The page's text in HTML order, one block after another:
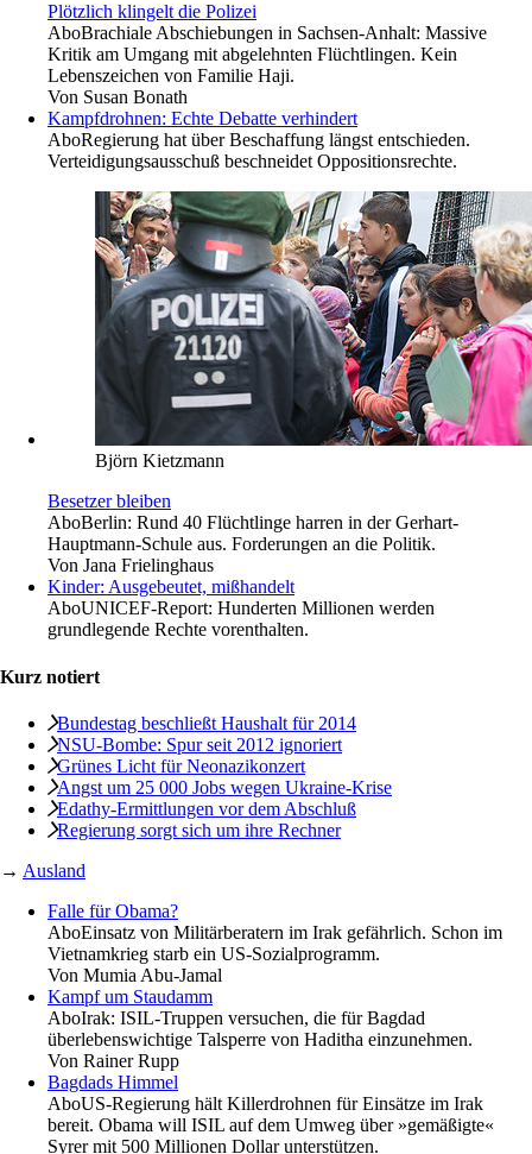
Plötzlich klingelt die Polizei
AboBrachiale Abschiebungen in Sachsen-Anhalt: Massive
Kritik am Umgang mit abgelehnten Flüchtlingen. Kein
Lebenszeichen von Familie Haji.
Von Susan Bonath
Kampfdrohnen: Echte Debatte verhindert
AboRegierung hat über Beschaffung längst entschieden.
Verteidigungsausschuß beschneidet Oppositionsrechte.
Björn Kietzmann
Besetzer bleiben
AboBerlin: Rund 40 Flüchtlinge harren in der Gerhart-
Hauptmann-Schule aus. Forderungen an die Politik.
Von Jana Frielinghaus
Kinder: Ausgebeutet, mißhandelt
AboUNICEF-Report: Hunderten Millionen werden
grundlegende Rechte vorenthalten.
Kurz notiert
Bundestag beschließt Haushalt für 2014
NSU-Bombe: Spur seit 2012 ignoriert
Grünes Licht für Neonazikonzert
Angst um 25 000 Jobs wegen Ukraine-Krise
Edathy-Ermittlungen vor dem Abschluß
Regierung sorgt sich um ihre Rechner
→ Ausland
Falle für Obama?
AboEinsatz von Militärberatern im Irak gefährlich. Schon im
Vietnamkrieg starb ein US-Sozialprogramm.
Von Mumia Abu-Jamal
Kampf um Staudamm
AboIrak: ISIL-Truppen versuchen, die für Bagdad
überlebenswichtige Talsperre von Haditha einzunehmen.
Von Rainer Rupp
Bagdads Himmel
AboUS-Regierung hält Killerdrohnen für Einsätze im Irak
bereit. Obama will ISIL auf dem Umweg über »gemäßigte«
Syrer mit 500 Millionen Dollar unterstützen.